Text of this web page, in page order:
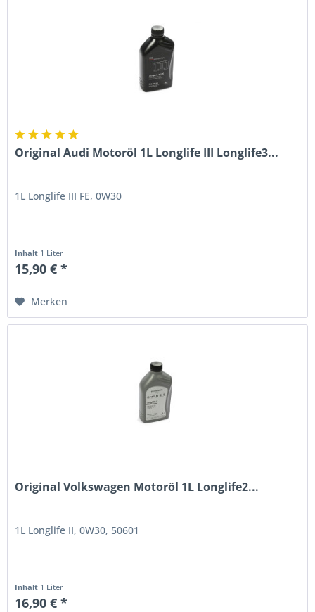
Original Audi Motoröl 1L Longlife III Longlife3...
1L Longlife III FE, 0W30
Inhalt 1 Liter
15,90 € *
Merken
Original Volkswagen Motoröl 1L Longlife2...
1L Longlife II, 0W30, 50601
Inhalt 1 Liter
16,90 € *